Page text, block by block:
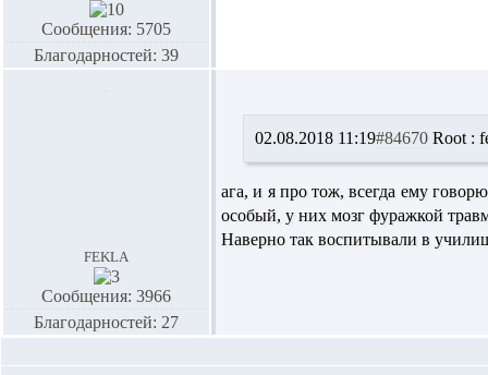
Сообщения: 5705
Благодарностей: 39
fekla
Сообщения: 3966
Благодарностей: 27
02.08.2018 11:19#84670 Root :
ага, и я про тож, всегда ему
особый, у них мозг фуражкой
Наверно так воспитывали в